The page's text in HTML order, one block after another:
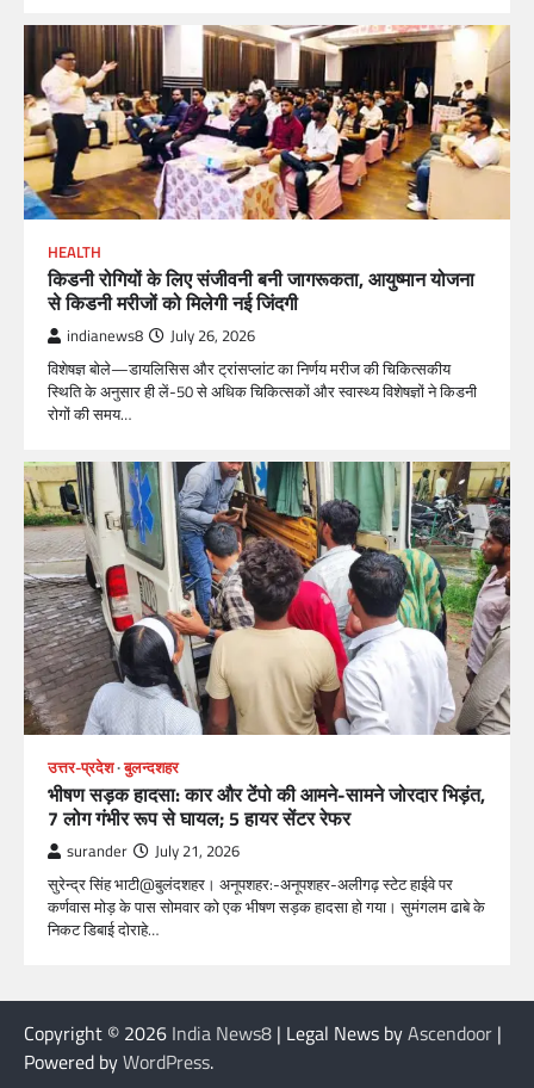
HEALTH
किडनी रोगियों के लिए संजीवनी बनी जागरूकता, आयुष्मान योजना
से किडनी मरीजों को मिलेगी नई जिंदगी
indianews8 July 26, 2026
विशेषज्ञ बोले—डायलिसिस और ट्रांसप्लांट का निर्णय मरीज की चिकित्सकीय
स्थिति के अनुसार ही लें-50 से अधिक चिकित्सकों और स्वास्थ्य विशेषज्ञों ने किडनी
रोगों की समय…
उत्तर-प्रदेश बुलन्दशहर
भीषण सड़क हादसा: कार और टेंपो की आमने-सामने जोरदार भिड़ंत,
7 लोग गंभीर रूप से घायल; 5 हायर सेंटर रेफर​
surander July 21, 2026
सुरेन्द्र सिंह भाटी@बुलंदशहर। अनूपशहर:-अनूपशहर-अलीगढ़ स्टेट हाईवे पर
कर्णवास मोड़ के पास सोमवार को एक भीषण सड़क हादसा हो गया। सुमंगलम ढाबे के
निकट डिबाई दोराहे…
Copyright © 2026 India News8 | Legal News byAscendoor |
Powered byWordPress.